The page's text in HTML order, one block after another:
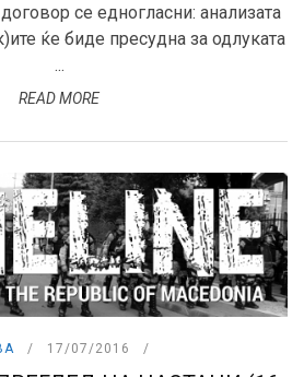
се едногласни: анализата
ќе биде пресудна за одлуката
...
READ MORE
17/07/2016